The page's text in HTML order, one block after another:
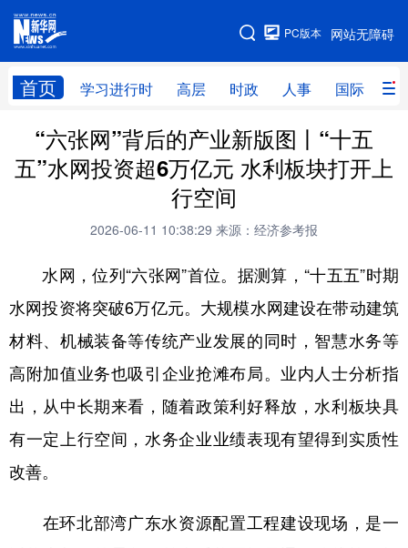
网站无障碍
PC版本
首页 学习进行时 高层 时政 人事 国际 财
网站地图
学习进行时 高层 时政 人事
国际 财经 网评 港澳
思客智库 全球连线
文化 书画 健康
法律 中央文件 金融 汽车
食品 人居 信息化 数字经济
学术中国 乡村振兴 银龄 溯源中国
彩票 娱乐 时尚 悦读
“六张网”背后的产业新版图丨“十五
五”水网投资超6万亿元 水利板块打开上
行空间
2026-06-11 10:38:29 来源：经济参考报
水网，位列“六张网”首位。据测算，“十五五”时期
水网投资将突破6万亿元。大规模水网建设在带动建筑
材料、机械装备等传统产业发展的同时，智慧水务等
高附加值业务也吸引企业抢滩布局。业内人士分析指
出，从中长期来看，随着政策利好释放，水利板块具
有一定上行空间，水务企业业绩表现有望得到实质性
改善。
在环北部湾广东水资源配置工程建设现场，是一